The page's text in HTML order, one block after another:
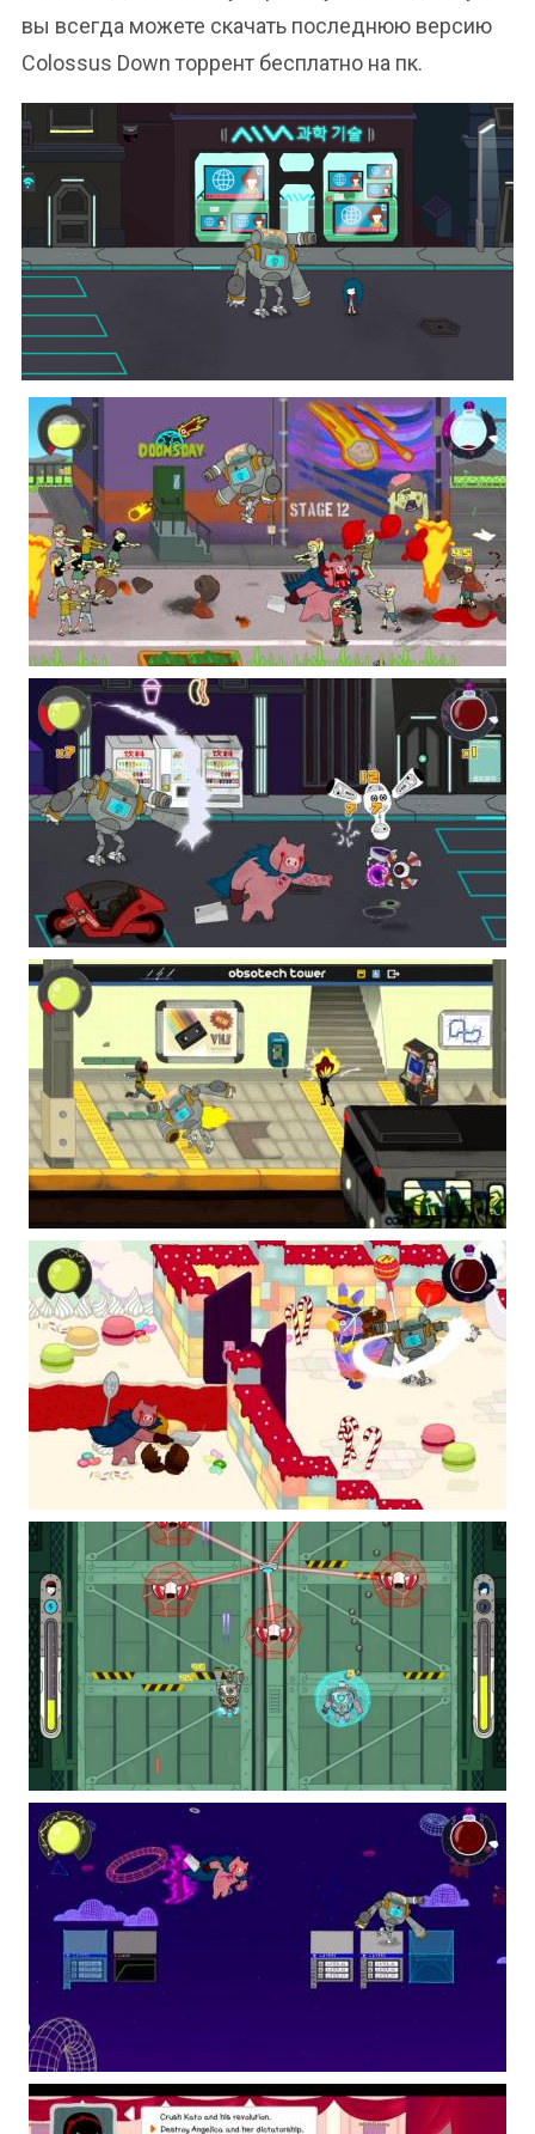
вы всегда можете скачать последнюю версию
Colossus Down торрент бесплатно на пк.